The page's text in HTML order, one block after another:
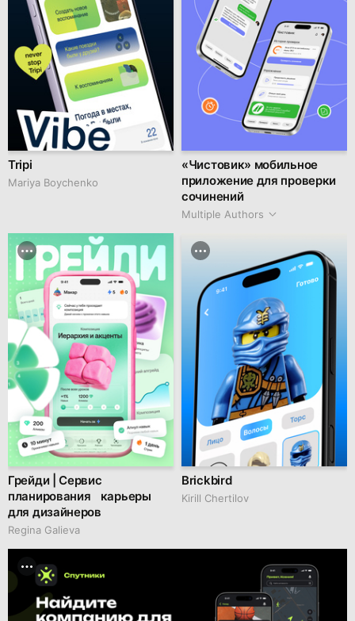
Tripi
Mariya Boychenko
«Чистовик» мобильное
приложение для проверки
сочинений
Multiple Authors
Грейди | Сервис
планирования карьеры
для дизайнеров
Regina Galieva
Brickbird
Kirill Chertilov